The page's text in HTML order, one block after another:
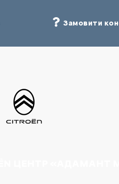
Замовити